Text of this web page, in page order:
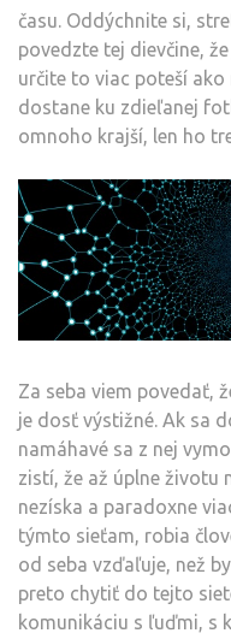
času. Oddýchnite si,
povedzte tej dievčine,
určite to viac poteší
dostane ku zdieľanej
omnoho krajší, len ho
Za seba viem povedať,
je dosť výstižné. Ak sa
namáhavé sa z nej
zistí, že až úplne životu
nezíska a paradoxne
týmto sieťam, robia
od seba vzďaľuje, než
preto chytiť do tejto
komunikáciu s ľuďmi, s